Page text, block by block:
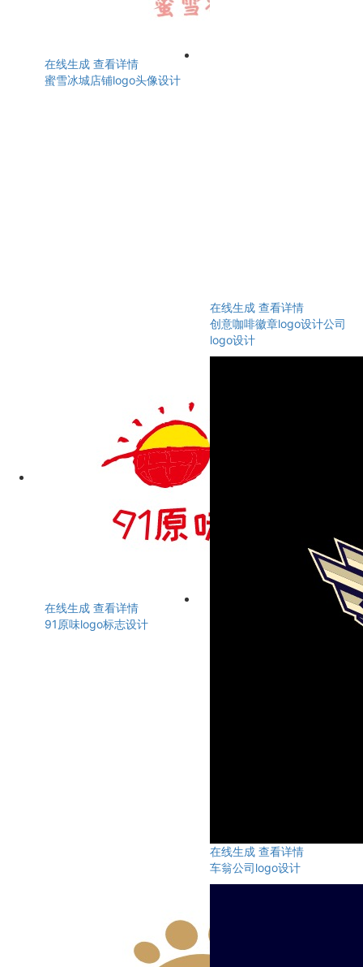
在线生成 查看详情
蜜雪冰城店铺logo头像设计
在线生成 查看详情
创意咖啡徽章logo设计公司
logo设计
在线生成 查看详情
91原味logo标志设计
在线生成 查看详情
车翁公司logo设计